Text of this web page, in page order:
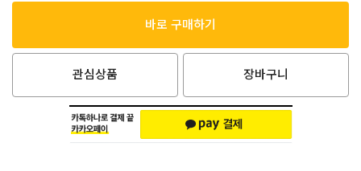
바로 구매하기
관심상품 장바구니